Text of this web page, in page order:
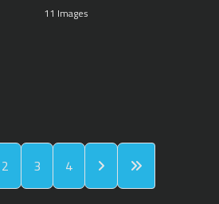
11 Images
2 3 4